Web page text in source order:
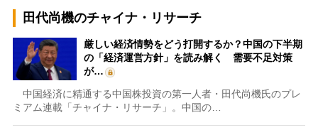
田代尚機のチャイナ・リサーチ
厳しい経済情勢をどう打開するか？中国の下半期
の「経済運営方針」を読み解く 需要不足対策
が…
中国経済に精通する中国株投資の第一人者・田代尚機氏のプレ
ミアム連載「チャイナ・リサーチ」。中国の…